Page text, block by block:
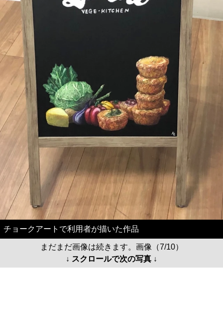
チョークアートで利用者が描いた作品
まだまだ画像は続きます。画像（7/10）
↓ スクロールで次の写真 ↓